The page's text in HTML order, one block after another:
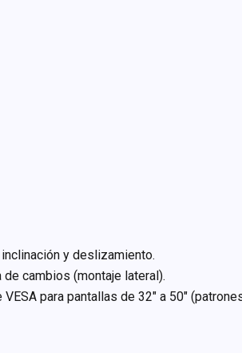
y deslizamiento.
cambios (montaje lateral).
para pantallas de 32″ a 50″